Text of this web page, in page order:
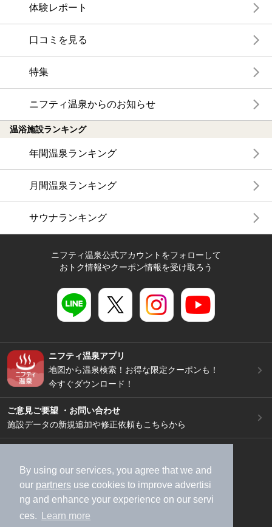
By using our services, you agree that we and
our partners use cookies to improve advertisi
ng and enhance your experience on our servi
ces.
Learn more
体験レポート
口コミを見る
特集
ニフティ温泉からのお知らせ
温浴施設ランキング
年間温泉ランキング
月間温泉ランキング
サウナランキング
ニフティ温泉公式アカウントをフォローして
おトク情報やクーポン情報を受け取ろう
ニフティ温泉アプリ
地図から温泉検索！お得な限定クーポンも！
今すぐダウンロード！
ご意見ご要望 ・お問い合わせ
施設データの新規追加や修正依頼もこちらから
加盟店募集（資料請求）
広告出稿のご案内
利用規約
ライフスタイルMEMBERS+規約
特定商取引法に基づく表記
ヘルプ
採用情報
運営会社